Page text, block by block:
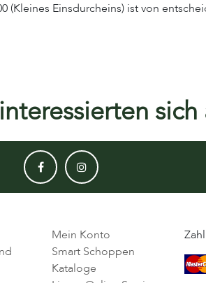
(Kleines Einsdurcheins) ist von
sich
Mein Konto
Smart Schoppen
Kataloge